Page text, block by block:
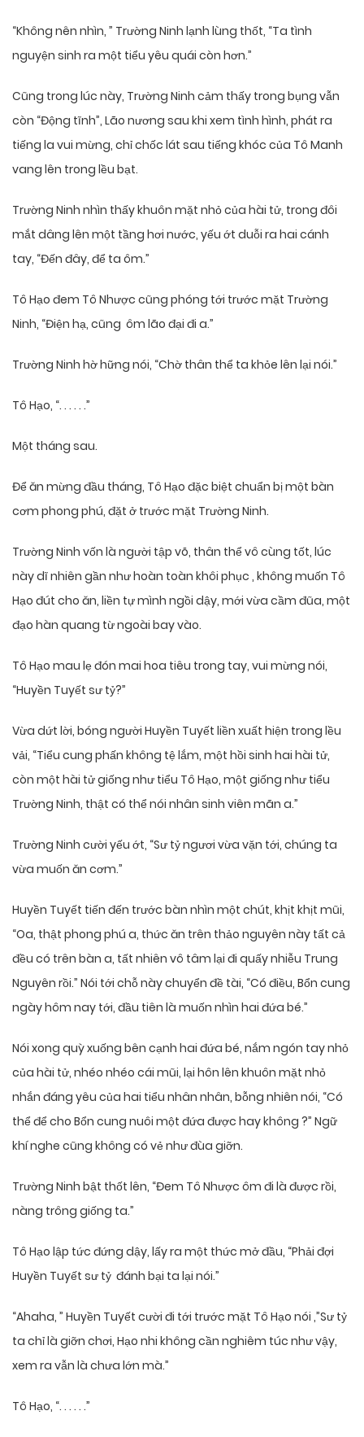
“Không nên nhìn, ” Trường Ninh lạnh lùng thốt, “Ta tình
nguyện sinh ra một tiểu yêu quái còn hơn.”
Cũng trong lúc này, Trường Ninh cảm thấy trong bụng vẫn
còn “Động tĩnh”, Lão nương sau khi xem tình hình, phát ra
tiếng la vui mừng, chỉ chốc lát sau tiếng khóc của Tô Manh
vang lên trong lều bạt.
Trường Ninh nhìn thấy khuôn mặt nhỏ của hài tử, trong đôi
mắt dâng lên một tầng hơi nước, yếu ớt duỗi ra hai cánh
tay, “Đến đây, để ta ôm.”
Tô Hạo đem Tô Nhược cũng phóng tới trước mặt Trường
Ninh, “Điện hạ, cũng ôm lão đại đi a.”
Trường Ninh hờ hững nói, “Chờ thân thể ta khỏe lên lại nói.”
Tô Hạo, “. . . . . .”
Một tháng sau.
Để ăn mừng đầu tháng, Tô Hạo đặc biệt chuẩn bị một bàn
cơm phong phú, đặt ở trước mặt Trường Ninh.
Trường Ninh vốn là người tập võ, thân thể vô cùng tốt, lúc
này dĩ nhiên gần như hoàn toàn khôi phục , không muốn Tô
Hạo đút cho ăn, liền tự mình ngồi dậy, mới vừa cầm đũa, một
đạo hàn quang từ ngoài bay vào.
Tô Hạo mau lẹ đón mai hoa tiêu trong tay, vui mừng nói,
“Huyền Tuyết sư tỷ?”
Vừa dứt lời, bóng người Huyền Tuyết liền xuất hiện trong lều
vải, “Tiểu cung phấn không tệ lắm, một hồi sinh hai hài tử,
còn một hài tử giống như tiểu Tô Hạo, một giống như tiểu
Trường Ninh, thật có thể nói nhân sinh viên mãn a.”
Trường Ninh cười yếu ớt, “Sư tỷ ngươi vừa vặn tới, chúng ta
vừa muốn ăn cơm.”
Huyền Tuyết tiến đến trước bàn nhìn một chút, khịt khịt mũi,
“Oa, thật phong phú a, thức ăn trên thảo nguyên này tất cả
đều có trên bàn a, tất nhiên vô tâm lại đi quấy nhiễu Trung
Nguyên rồi.” Nói tới chỗ này chuyển đề tài, “Có điều, Bổn cung
ngày hôm nay tới, đầu tiên là muốn nhìn hai đứa bé.”
Nói xong quỳ xuống bên cạnh hai đứa bé, nắm ngón tay nhỏ
của hài tử, nhéo nhéo cái mũi, lại hôn lên khuôn mặt nhỏ
nhắn đáng yêu của hai tiểu nhân nhân, bỗng nhiên nói, “Có
thể để cho Bổn cung nuôi một đứa được hay không ?” Ngữ
khí nghe cũng không có vẻ như đùa giỡn.
Trường Ninh bật thốt lên, “Đem Tô Nhược ôm đi là được rồi,
nàng trông giống ta.”
Tô Hạo lập tức đứng dậy, lấy ra một thức mở đầu, “Phải đợi
Huyền Tuyết sư tỷ đánh bại ta lại nói.”
“Ahaha, ” Huyền Tuyết cười đi tới trước mặt Tô Hạo nói ,”Sư tỷ
ta chỉ là giỡn chơi, Hạo nhi không cần nghiêm túc như vậy,
xem ra vẫn là chưa lớn mà.”
Tô Hạo, “. . . . . .”